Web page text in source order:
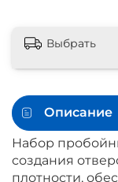
Выбрать
Описание
Набор
создания
плотности,